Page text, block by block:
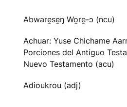
Abware̱se̱ŋ Wo̱re̱-ɔ (ncu)
Achuar: Yuse Chichame
Porciones del Antiguo
Nuevo Testamento (acu)
Adioukrou (adj)